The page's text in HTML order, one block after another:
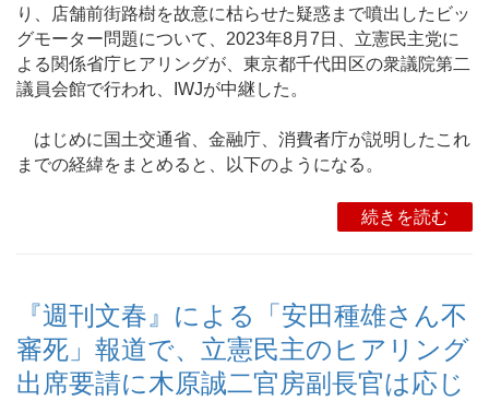
り、店舗前街路樹を故意に枯らせた疑惑まで噴出したビッ
グモーター問題について、2023年8月7日、立憲民主党に
よる関係省庁ヒアリングが、東京都千代田区の衆議院第二
議員会館で行われ、IWJが中継した。
はじめに国土交通省、金融庁、消費者庁が説明したこれ
までの経緯をまとめると、以下のようになる。
続きを読む
『週刊文春』による「安田種雄さん不
審死」報道で、立憲民主のヒアリング
出席要請に木原誠二官房副長官は応じ